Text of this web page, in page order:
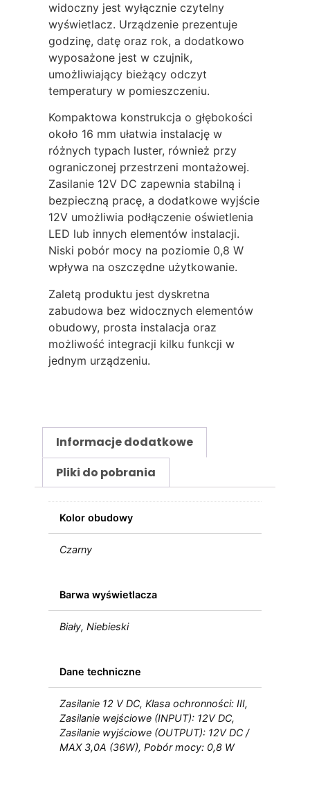
widoczny jest wyłącznie czytelny
wyświetlacz. Urządzenie prezentuje
godzinę, datę oraz rok, a dodatkowo
wyposażone jest w czujnik,
umożliwiający bieżący odczyt
temperatury w pomieszczeniu.
Kompaktowa konstrukcja o głębokości
około 16 mm ułatwia instalację w
różnych typach luster, również przy
ograniczonej przestrzeni montażowej.
Zasilanie 12V DC zapewnia stabilną i
bezpieczną pracę, a dodatkowe wyjście
12V umożliwia podłączenie oświetlenia
LED lub innych elementów instalacji.
Niski pobór mocy na poziomie 0,8 W
wpływa na oszczędne użytkowanie.
Zaletą produktu jest dyskretna
zabudowa bez widocznych elementów
obudowy, prosta instalacja oraz
możliwość integracji kilku funkcji w
jednym urządzeniu.
Informacje dodatkowe
Pliki do pobrania
Kolor obudowy
Czarny
Barwa wyświetlacza
Biały, Niebieski
Dane techniczne
Zasilanie 12 V DC, Klasa ochronności: III,
Zasilanie wejściowe (INPUT): 12V DC,
Zasilanie wyjściowe (OUTPUT): 12V DC /
MAX 3,0A (36W), Pobór mocy: 0,8 W